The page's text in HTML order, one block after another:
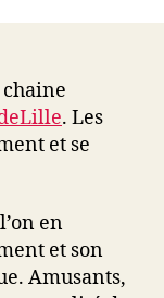
. Les
et se
en
et son
Amusants,